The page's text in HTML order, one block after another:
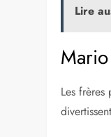
Lire
Les frères